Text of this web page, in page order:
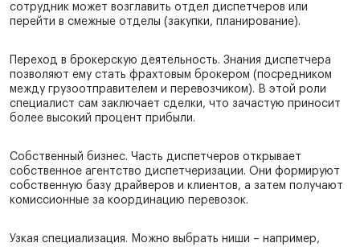
сотрудник может возглавить отдел диспетчеров или
перейти в смежные отделы (закупки, планирование).
Переход в брокерскую деятельность. Знания диспетчера
позволяют ему стать фрахтовым брокером (посредником
между грузоотправителем и перевозчиком). В этой роли
специалист сам заключает сделки, что зачастую приносит
более высокий процент прибыли.
Собственный бизнес. Часть диспетчеров открывает
собственное агентство диспетчеризации. Они формируют
собственную базу драйверов и клиентов, а затем получают
комиссионные за координацию перевозок.
Узкая специализация. Можно выбрать ниши – например,